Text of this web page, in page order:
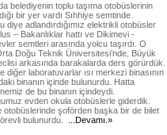
belediyenin toplu taşıma otobüslerinin
bir yer vardı Sıhhiye semtinde.
diye adlandırdığımız elektrikli otobüsler
– Bakanlıklar hattı ve Dikimevi -
semtleri arasında yolcu taşırdı. O
Doğu Teknik Üniversitesi’nde, Büyük
arkasında barakalarda ders görürdük.
diğer laboratuvarlar ısı merkezi binasının
binanın içinde bulunurdu. Hatta
de bu binanın içindeydi.
evden okula otobüslerle giderdik.
otobüslerinde şoförden başka bir de bilet
bulunurdu.
...Devamı.»